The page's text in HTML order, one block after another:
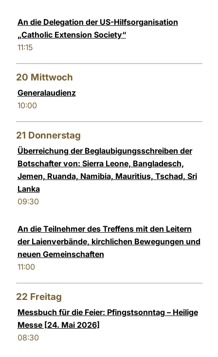
An die Delegation der US-Hilfsorganisation
„Catholic Extension Society“
11:15
20 Mittwoch
Generalaudienz
10:00
21 Donnerstag
Überreichung der Beglaubigungsschreiben der
Botschafter von: Sierra Leone, Bangladesch,
Jemen, Ruanda, Namibia, Mauritius, Tschad, Sri
Lanka
09:30
An die Teilnehmer des Treffens mit den Leitern
der Laienverbände, kirchlichen Bewegungen und
neuen Gemeinschaften
11:00
22 Freitag
Messbuch für die Feier: Pfingstsonntag – Heilige
Messe [24. Mai 2026]
08:30